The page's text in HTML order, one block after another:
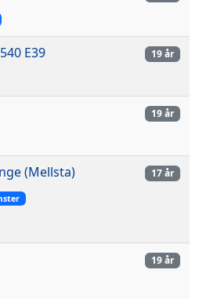
E39 19 år
19 år
(Mellsta) 17 år
19 år